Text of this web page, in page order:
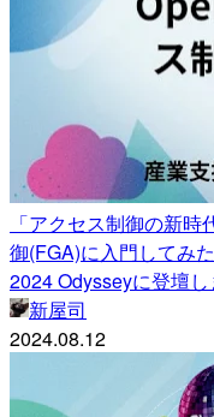
「アクセス制御の新
御(FGA)に入門してみ
2024 Odysseyに登壇
新屋司
2024.08.12